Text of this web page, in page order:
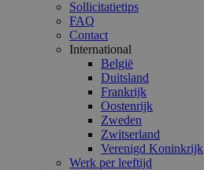
Sollicitatietips
FAQ
Contact
International
België
Duitsland
Frankrijk
Oostenrijk
Zweden
Zwitserland
Verenigd Koninkrijk
Werk per leeftijd